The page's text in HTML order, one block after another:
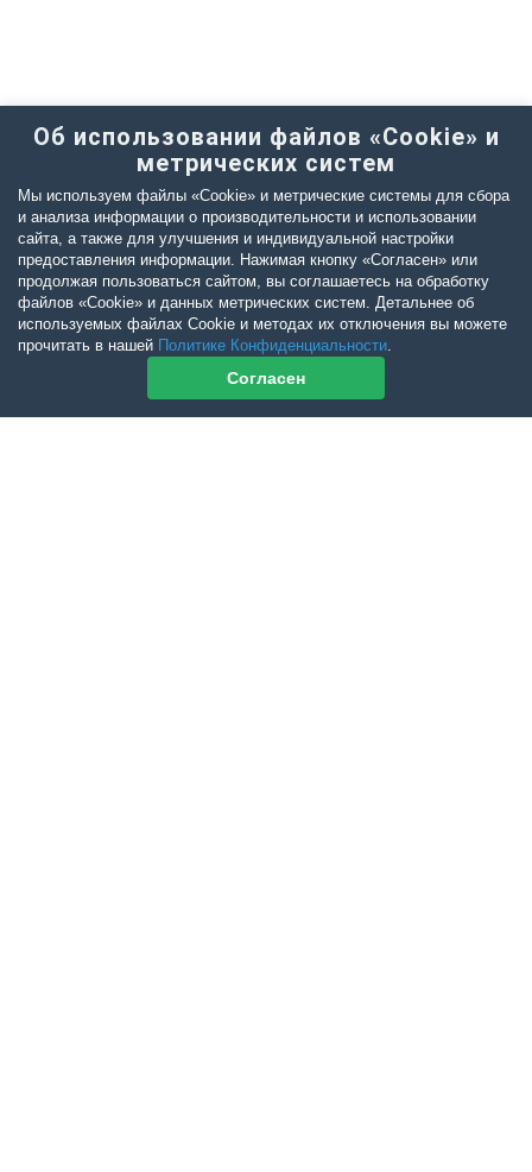
Об использовании файлов «Cookie» и
метрических систем
Мы используем файлы «Cookie» и метрические системы для сбора
и анализа информации о производительности и использовании
сайта, а также для улучшения и индивидуальной настройки
предоставления информации. Нажимая кнопку «Согласен» или
продолжая пользоваться сайтом, вы соглашаетесь на обработку
файлов «Cookie» и данных метрических систем. Детальнее об
используемых файлах Cookie и методах их отключения вы можете
прочитать в нашей Политике Конфиденциальности.
Согласен